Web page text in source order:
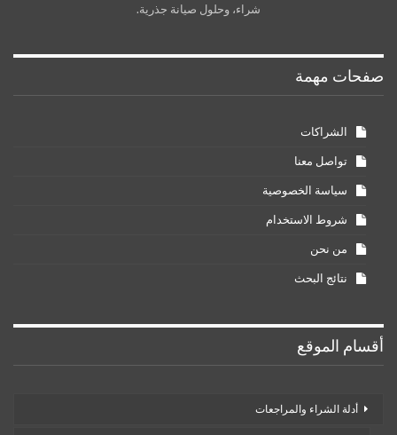
شراء، وحلول صيانة جذرية.
صفحات مهمة
الشراكات
تواصل معنا
سياسة الخصوصية
شروط الاستخدام
من نحن
نتائج البحث
أقسام الموقع
أدلة الشراء والمراجعات